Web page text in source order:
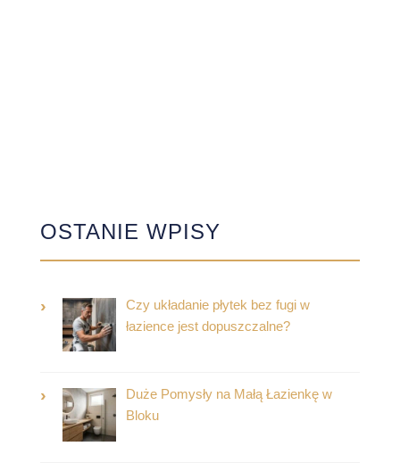
OSTANIE WPISY
Czy układanie płytek bez fugi w
łazience jest dopuszczalne?
Duże Pomysły na Małą Łazienkę w
Bloku